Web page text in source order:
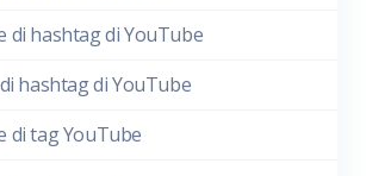
di hashtag di YouTube
hashtag di YouTube
di tag YouTube